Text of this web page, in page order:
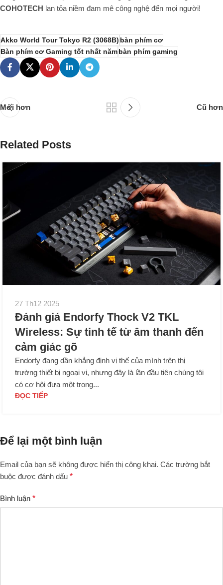
COHOTECH lan tỏa niềm đam mê công nghệ đến mọi người!
Akko World Tour Tokyo R2 (3068B) bàn phím cơ
Bàn phím cơ Gaming tốt nhất nămbàn phím gaming
Mới hơn Cũ hơn
Related Posts
27 Th12 2025
Đánh giá Endorfy Thock V2 TKL
Wireless: Sự tinh tế từ âm thanh đến
cảm giác gõ
Endorfy đang dần khẳng định vị thế của mình trên thị
trường thiết bị ngoại vi, nhưng đây là lần đầu tiên chúng tôi
có cơ hội đưa một trong...
ĐỌC TIẾP
Để lại một bình luận
Email của bạn sẽ không được hiển thị công khai. Các trường bắt
buộc được đánh dấu *
Bình luận *